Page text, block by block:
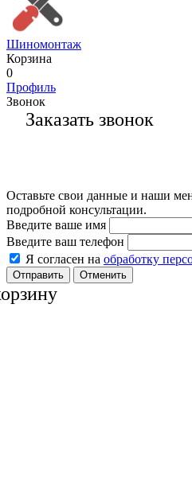
Шиномонтаж
Корзина
0
Профиль
Звонок
Заказать звонок
Оставьте свои данные и наши
подробной консультации.
Введите ваше имя
Введите ваш телефон
Я согласен на обработку
Отменить